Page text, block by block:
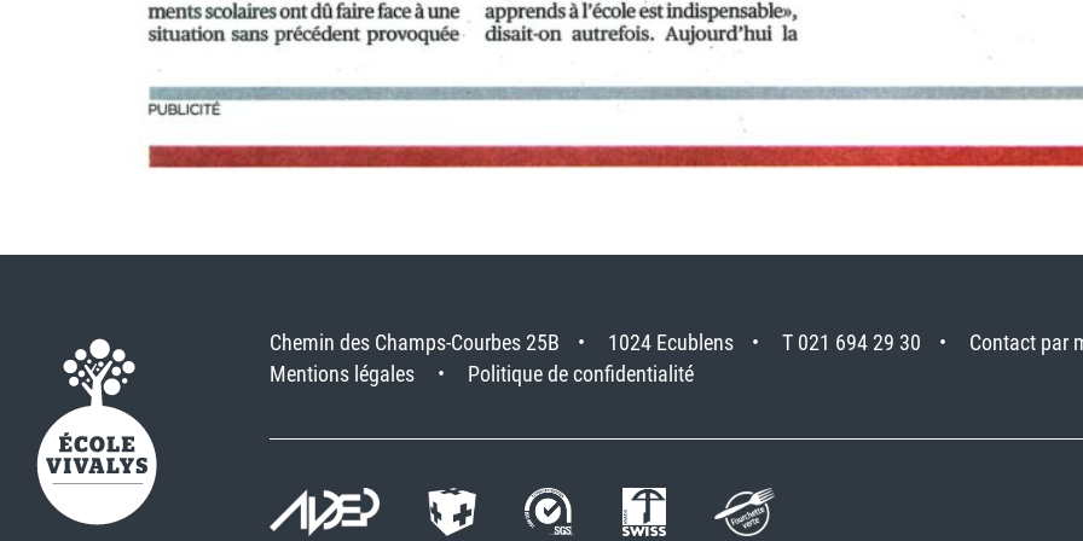
Chemin des Champs-Courbes 25B 1024 Ecublens T 021 694 29 30
Contact par
Mentions légales
Politique de confidentialité